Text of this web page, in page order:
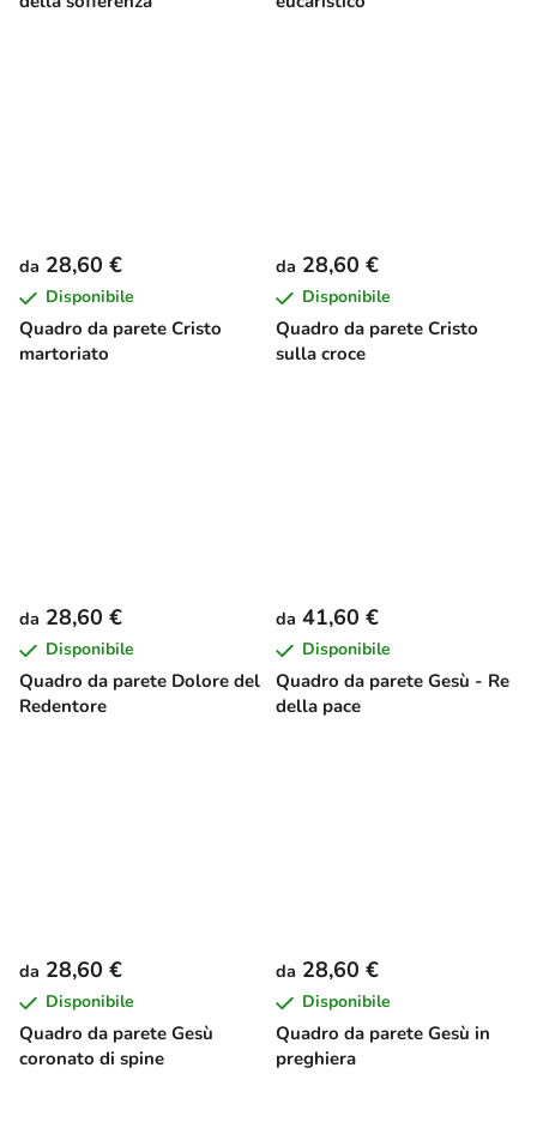
Quadro da parete Cristo
martoriato
da 28,60 €
Disponibile
Quadro da parete Cristo
sulla croce
da 28,60 €
Disponibile
Quadro da parete Dolore del
Redentore
da 28,60 €
Disponibile
Quadro da parete Gesù - Re
della pace
da 41,60 €
Disponibile
Quadro da parete Gesù
coronato di spine
da 28,60 €
Disponibile
Quadro da parete Gesù in
preghiera
da 28,60 €
Disponibile